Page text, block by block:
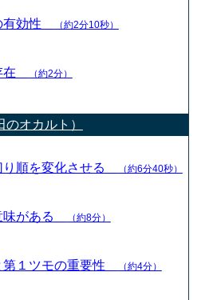
有効性 （約2分10秒）
在 （約2分）
オカルト）
り順を変化させる （約6分40秒）
味がある （約8分）
第１ツモの重要性 （約4分）